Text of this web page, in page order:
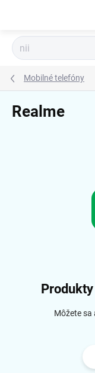
Mobilné telefóny
Realme
Môžete sa